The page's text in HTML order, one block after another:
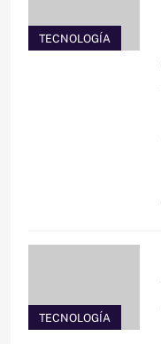
TECNOLOGÍA
TECNOLOGÍA